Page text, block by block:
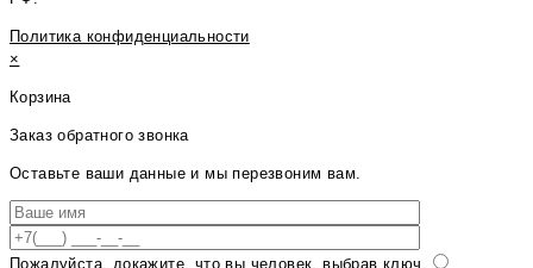
Политика конфиденциальности
×
Корзина
Заказ обратного звонка
Оставьте ваши данные и мы перезвоним вам.
Пожалуйста, докажите, что вы человек, выбрав ключ .